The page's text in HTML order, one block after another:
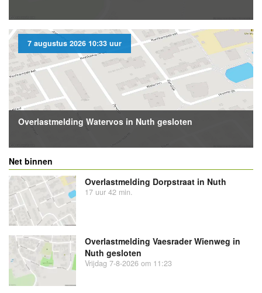
7 augustus 2026 10:33 uur
Overlastmelding Watervos in Nuth gesloten
Net binnen
Overlastmelding Dorpstraat in Nuth
17 uur 42 min.
Overlastmelding Vaesrader Wienweg in
Nuth gesloten
Vrijdag 7-8-2026 om 11:23